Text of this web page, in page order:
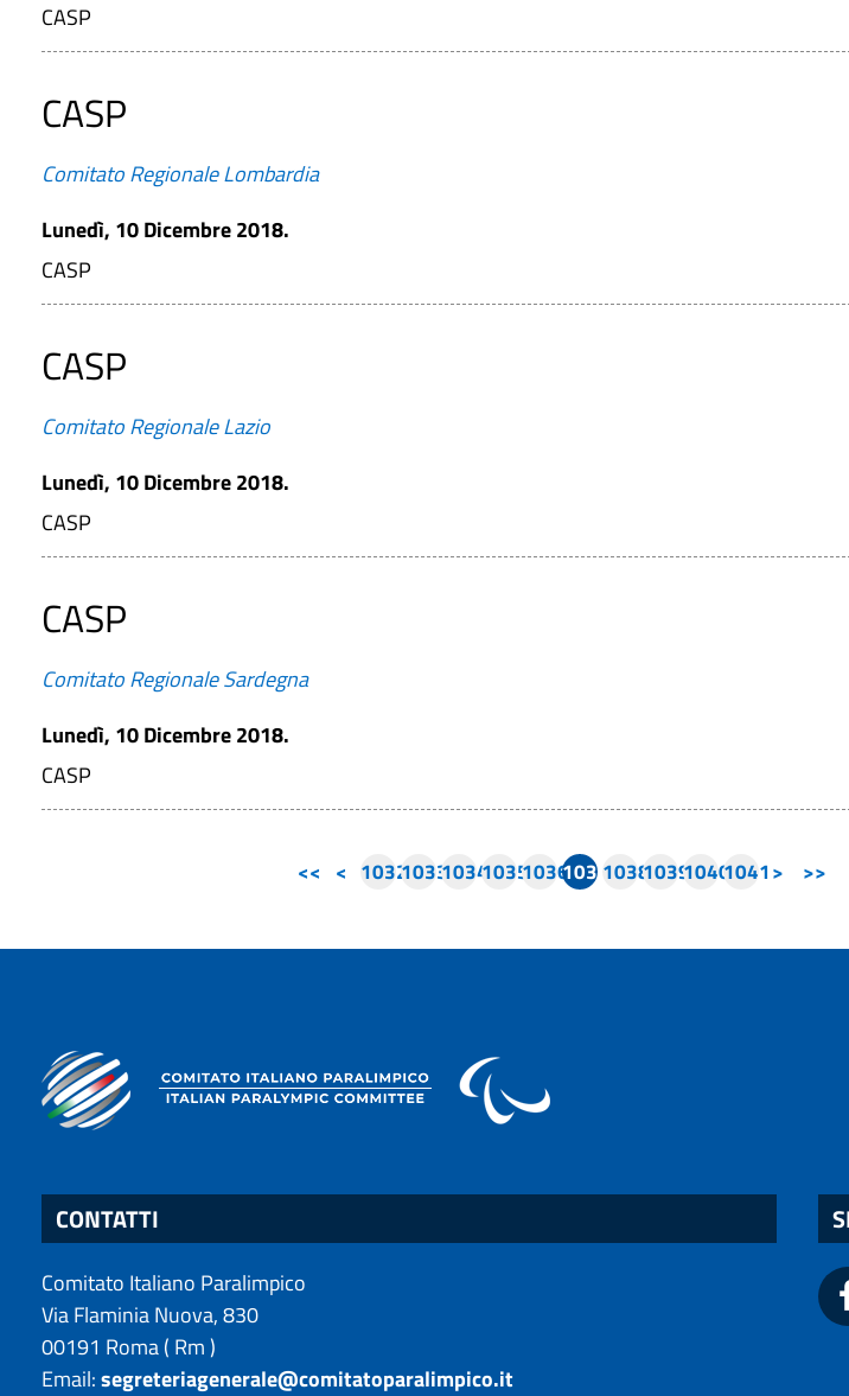
CASP
CASP
Comitato Regionale Lombardia
Lunedì, 10 Dicembre 2018.
CASP
CASP
Comitato Regionale Lazio
Lunedì, 10 Dicembre 2018.
CASP
CASP
Comitato Regionale Sardegna
Lunedì, 10 Dicembre 2018.
CASP
<< < 1032103310341035103610371038103910401041> >>
CONTATTI
Comitato Italiano Paralimpico
Via Flaminia Nuova, 830
00191 Roma( Rm)
Email:segreteriagenerale@comitatoparalimpico.it